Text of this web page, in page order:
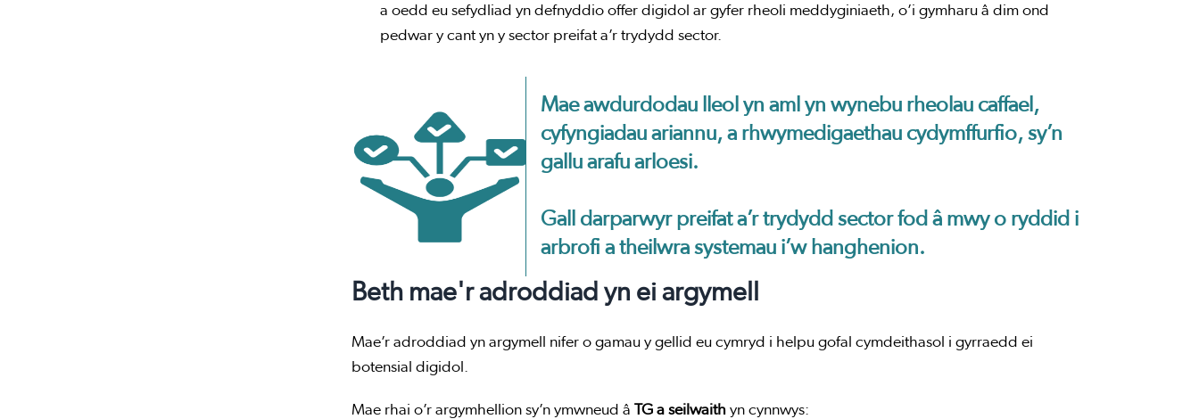
a oedd eu sefydliad yn defnyddio offer digidol ar gyfer rheoli meddyginiaeth, o’i gymharu â dim ond
pedwar y cant yn y sector preifat a’r trydydd sector.
Mae awdurdodau lleol yn aml yn wynebu rheolau caffael,
cyfyngiadau ariannu, a rhwymedigaethau cydymffurfio, sy’n
gallu arafu arloesi.
Gall darparwyr preifat a’r trydydd sector fod â mwy o ryddid i
arbrofi a theilwra systemau i’w hanghenion.
Beth mae'r adroddiad yn ei argymell
Mae’r adroddiad yn argymell nifer o gamau y gellid eu cymryd i helpu gofal cymdeithasol i gyrraedd ei
botensial digidol.
Mae rhai o’r argymhellion sy’n ymwneud â TG a seilwaith yn cynnwys: